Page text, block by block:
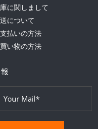
に関しまして
について
払いの方法
い物の方法